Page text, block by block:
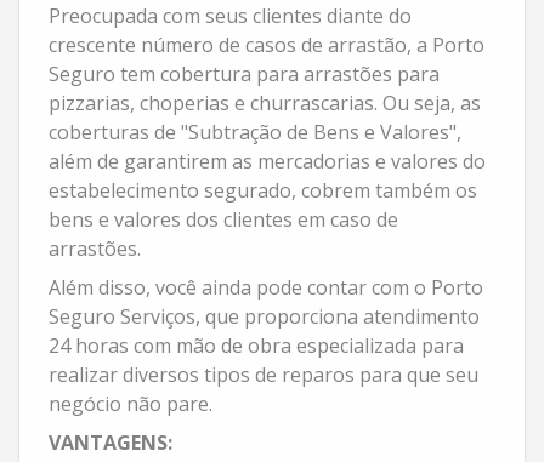
Preocupada com seus clientes diante do
crescente número de casos de arrastão, a Porto
Seguro tem cobertura para arrastões para
pizzarias, choperias e churrascarias. Ou seja, as
coberturas de "Subtração de Bens e Valores",
além de garantirem as mercadorias e valores do
estabelecimento segurado, cobrem também os
bens e valores dos clientes em caso de
arrastões.
Além disso, você ainda pode contar com o Porto
Seguro Serviços, que proporciona atendimento
24 horas com mão de obra especializada para
realizar diversos tipos de reparos para que seu
negócio não pare.
VANTAGENS: